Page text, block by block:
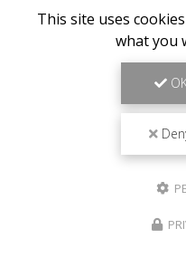
This site uses
what you